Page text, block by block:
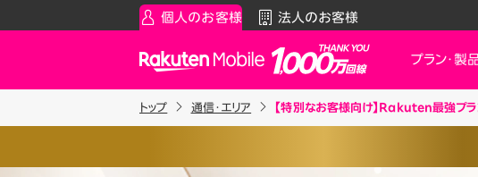
個人のお客様 法人のお客様
Rakuten Mobile
プラン・製
スマートフォン
Rakuten最強プラン 料金シミュレーシ
通信エリア
スマートフ
スマートフォン
お申し込みキ
お知らせ・その他
お知らせ
トップ 通信・エリア 【特別なお客様向け】Rakuten最強プ
ストレージサービスです。